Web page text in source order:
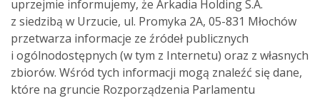
uprzejmie informujemy, że Arkadia Holding S.A.
z siedzibą w Urzucie, ul. Promyka 2A, 05-831 Młochów
przetwarza informacje ze źródeł publicznych
i ogólnodostępnych (w tym z Internetu) oraz z własnych
zbiorów. Wśród tych informacji mogą znaleźć się dane,
które na gruncie Rozporządzenia Parlamentu